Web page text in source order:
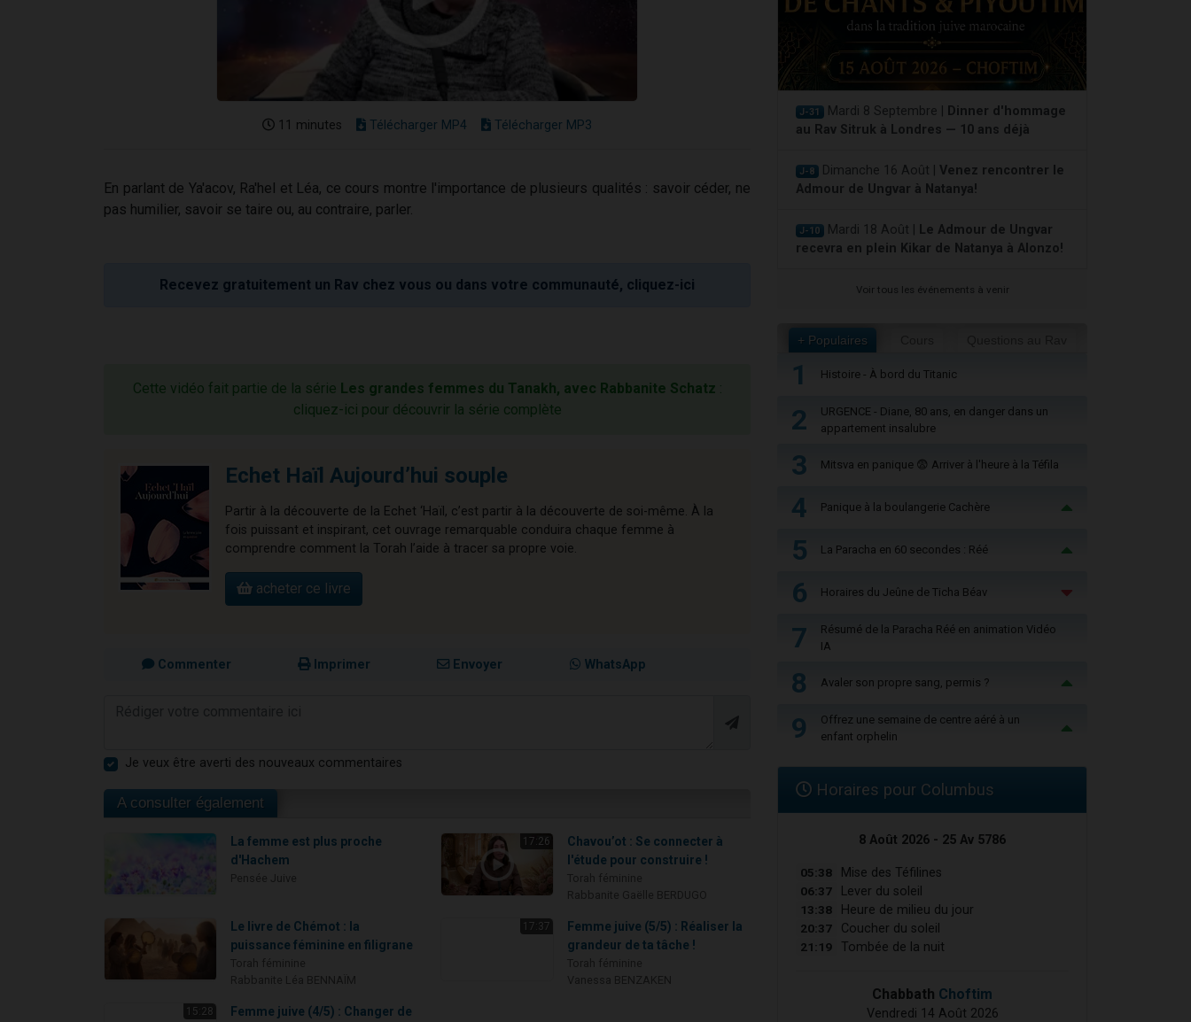
11 minutes Télécharger MP4 Télécharger MP3
En parlant de Ya'acov, Ra'hel et Léa, ce cours montre l'importance de plusieurs qualités : savoir céder, ne
pas humilier, savoir se taire ou, au contraire, parler.
Recevez gratuitement un Rav chez vous ou dans votre communauté, cliquez-ici
Cette vidéo fait partie de la série Les grandes femmes du Tanakh, avec Rabbanite Schatz :
cliquez-ici pour découvrir la série complète
Echet Haïl Aujourd’hui souple
Partir à la découverte de la Echet ‘Haïl, c’est partir à la découverte de soi-même. À la
fois puissant et inspirant, cet ouvrage remarquable conduira chaque femme à
comprendre comment la Torah l’aide à tracer sa propre voie.
acheter ce livre
Commenter Imprimer Envoyer WhatsApp
Je veux être averti des nouveaux commentaires
A consulter également
La femme est plus proche
d'Hachem
17:26
Chavou’ot : Se connecter à
l'étude pour construire !
Le livre de Chémot : la
puissance féminine en filigrane
17:37
Femme juive (5/5) : Réaliser la
grandeur de ta tâche !
15:28
Femme juive (4/5) : Changer de
J-31 Mardi 8 Septembre |
Dinner d'hommage
au Rav Sitruk à Londres — 10 ans déjà
J-8 Dimanche 16 Août | Venez rencontrer le
Admour de Ungvar à Natanya!
J-10 Mardi 18 Août |
Le Admour de Ungvar
recevra en plein Kikar de Natanya à Alonzo!
Voir tous les événements à venir
+ Populaires
1 Histoire - À bord du Titanic
2
URGENCE - Diane, 80 ans, en danger dans un
appartement insalubre
3 Mitsva en panique 😨 Arriver à l'heure à la Téfila
4 Panique à la boulangerie Cachère
5 La Paracha en 60 secondes : Réé
6 Horaires du Jeûne de Ticha Béav
7
Résumé de la Paracha Réé en animation Vidéo
IA
8 Avaler son propre sang, permis ?
9
Offrez une semaine de centre aéré à un
enfant orphelin
Horaires pour Columbus
8 Août 2026 - 25 Av 5786
05:38 Mise des Téfilines
06:37 Lever du soleil
13:38 Heure de milieu du jour
20:37 Coucher du soleil
21:19 Tombée de la nuit
Chabbath Choftim
Vendredi 14 Août 2026